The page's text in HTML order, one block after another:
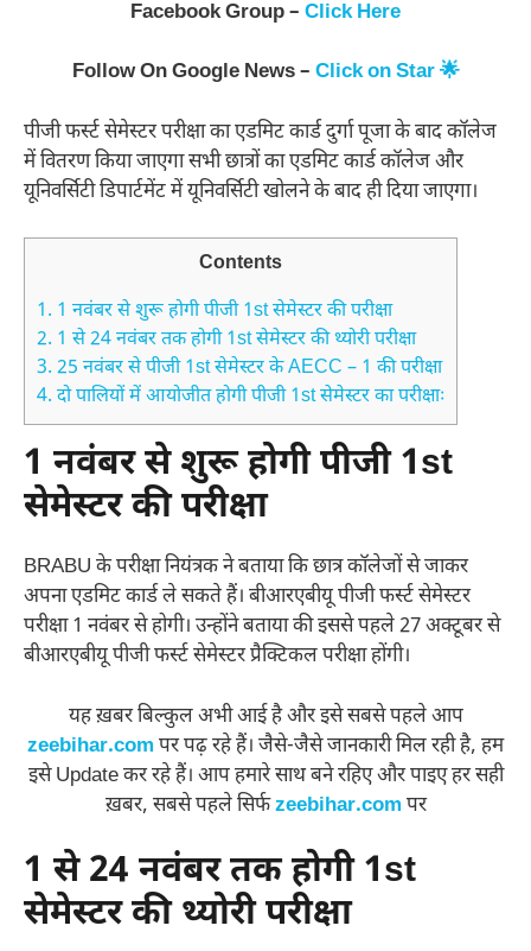
Facebook Group – Click Here
Follow On Google News – Click on Star 🌟
पीजी फर्स्ट सेमेस्टर परीक्षा का एडमिट कार्ड दुर्गा पूजा के बाद कॉलेज
में वितरण किया जाएगा सभी छात्रों का एडमिट कार्ड कॉलेज और
यूनिवर्सिटी डिपार्टमेंट में यूनिवर्सिटी खोलने के बाद ही दिया जाएगा।
Contents
1. 1 नवंबर से शुरू होगी पीजी 1st सेमेस्टर की परीक्षा
2. 1 से 24 नवंबर तक होगी 1st सेमेस्टर की थ्योरी परीक्षा
3. 25 नवंबर से पीजी 1st सेमेस्टर के AECC – 1 की परीक्षा
4. दो पालियों में आयोजीत होगी पीजी 1st सेमेस्टर का परीक्षाः
1 नवंबर से शुरू होगी पीजी 1st
सेमेस्टर की परीक्षा
BRABU के परीक्षा नियंत्रक ने बताया कि छात्र कॉलेजों से जाकर
अपना एडमिट कार्ड ले सकते हैं। बीआरएबीयू पीजी फर्स्ट सेमेस्टर
परीक्षा 1 नवंबर से होगी। उन्होंने बताया की इससे पहले 27 अक्टूबर से
बीआरएबीयू पीजी फर्स्ट सेमेस्टर प्रैक्टिकल परीक्षा होंगी।
यह ख़बर बिल्कुल अभी आई है और इसे सबसे पहले आप
zeebihar.com पर पढ़ रहे हैं। जैसे-जैसे जानकारी मिल रही है, हम
इसे Update कर रहे हैं। आप हमारे साथ बने रहिए और पाइए हर सही
ख़बर, सबसे पहले सिर्फzeebihar.com पर
1 से 24 नवंबर तक होगी 1st
सेमेस्टर की थ्योरी परीक्षा